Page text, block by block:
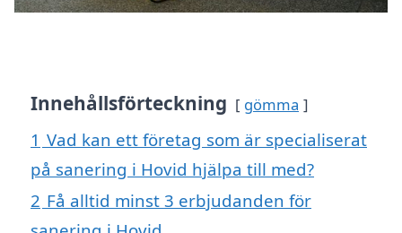
Innehållsförteckning gömma
1 Vad kan ett företag som är specialiserat
på sanering i Hovid hjälpa till med?
2 Få alltid minst 3 erbjudanden för